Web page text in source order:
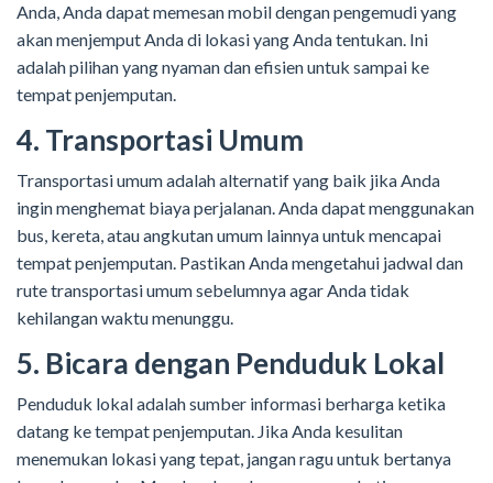
Anda, Anda dapat memesan mobil dengan pengemudi yang
akan menjemput Anda di lokasi yang Anda tentukan. Ini
adalah pilihan yang nyaman dan efisien untuk sampai ke
tempat penjemputan.
4. Transportasi Umum
Transportasi umum adalah alternatif yang baik jika Anda
ingin menghemat biaya perjalanan. Anda dapat menggunakan
bus, kereta, atau angkutan umum lainnya untuk mencapai
tempat penjemputan. Pastikan Anda mengetahui jadwal dan
rute transportasi umum sebelumnya agar Anda tidak
kehilangan waktu menunggu.
5. Bicara dengan Penduduk Lokal
Penduduk lokal adalah sumber informasi berharga ketika
datang ke tempat penjemputan. Jika Anda kesulitan
menemukan lokasi yang tepat, jangan ragu untuk bertanya